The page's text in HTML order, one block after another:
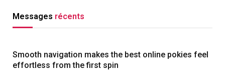
Messages récents
Smooth navigation makes the best online pokies feel
effortless from the first spin